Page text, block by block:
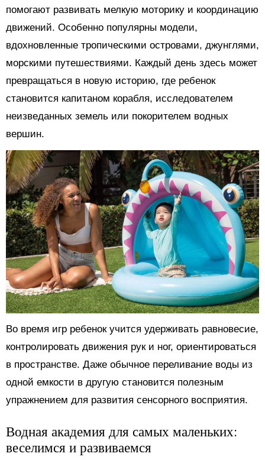
помогают развивать мелкую моторику и координацию
движений. Особенно популярны модели,
вдохновленные тропическими островами, джунглями,
морскими путешествиями. Каждый день здесь может
превращаться в новую историю, где ребенок
становится капитаном корабля, исследователем
неизведанных земель или покорителем водных
вершин.
Во время игр ребенок учится удерживать равновесие,
контролировать движения рук и ног, ориентироваться
в пространстве. Даже обычное переливание воды из
одной емкости в другую становится полезным
упражнением для развития сенсорного восприятия.
Водная академия для самых маленьких:
веселимся и развиваемся